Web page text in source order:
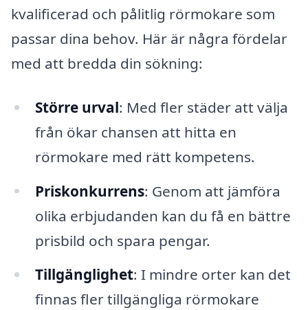
kvalificerad och pålitlig rörmokare som
passar dina behov. Här är några fördelar
med att bredda din sökning:
Större urval: Med fler städer att välja
från ökar chansen att hitta en
rörmokare med rätt kompetens.
Priskonkurrens: Genom att jämföra
olika erbjudanden kan du få en bättre
prisbild och spara pengar.
Tillgänglighet: I mindre orter kan det
finnas fler tillgängliga rörmokare